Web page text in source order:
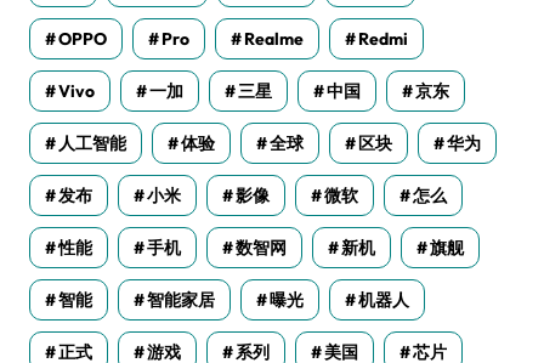
OPPO Pro Realme Redmi
Vivo 一加 三星 中国 京东
人工智能 体验 全球 区块 华为
发布 小米 影像 微软 怎么
性能 手机 数智网 新机 旗舰
智能 智能家居 曝光 机器人
正式 游戏 系列 美国 芯片